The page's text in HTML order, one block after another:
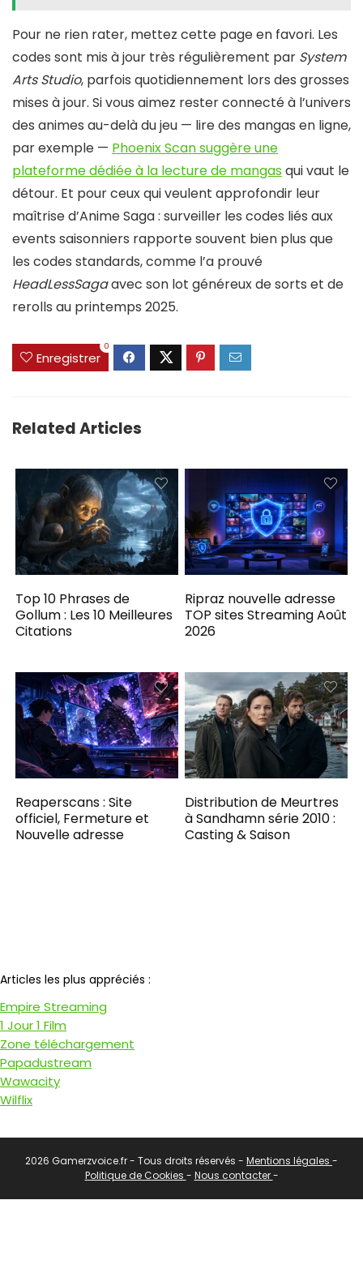
Pour ne rien rater, mettez cette page en favori. Les
codes sont mis à jour très régulièrement par System
Arts Studio, parfois quotidiennement lors des grosses
mises à jour. Si vous aimez rester connecté à l’univers
des animes au-delà du jeu — lire des mangas en ligne,
par exemple — Phoenix Scan suggère une
plateforme dédiée à la lecture de mangasqui vaut le
détour. Et pour ceux qui veulent approfondir leur
maîtrise d’Anime Saga : surveiller les codes liés aux
events saisonniers rapporte souvent bien plus que
les codes standards, comme l’a prouvé
HeadLessSagaavec son lot généreux de sorts et de
rerolls au printemps 2025.
Enregistrer
0
Related Articles
Top 10 Phrases de
Gollum : Les 10 Meilleures
Citations
Ripraz nouvelle adresse
TOP sites Streaming Août
2026
Reaperscans : Site
officiel, Fermeture et
Nouvelle adresse
Distribution de Meurtres
à Sandhamn série 2010 :
Casting & Saison
Articles les plus appréciés :
Empire Streaming
1 Jour 1 Film
Zone téléchargement
Papadustream
Wawacity
Wilflix
2026 Gamerzvoice.fr - Tous droits réservés - Mentions légales -
Politique de Cookies - Nous contacter-